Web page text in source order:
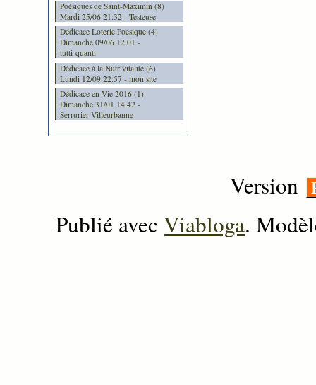
Poésiques de Saint-Maximin (8)
Mardi 25/06 21:32 - Testeuse
Dédicace Loterie Poésique (4)
Dimanche 09/06 12:01 -
tutti-quanti
Dédicace à la Nutrivitalité (6)
Lundi 12/09 22:57 - mon site
Dédicace en-Vie 2016 (1)
Dimanche 31/01 14:42 -
Serrurier Villeurbanne
Version
Publié avecViabloga.